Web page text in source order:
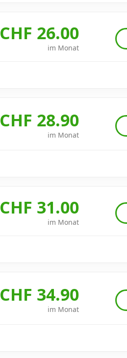
CHF 26.00
im Monat
CHF 28.90
im Monat
CHF 31.00
im Monat
CHF 34.90
im Monat